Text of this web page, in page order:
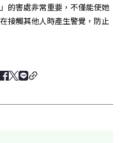
的害處非常重要，不僅能使她
接觸其他人時產生警覺，防止